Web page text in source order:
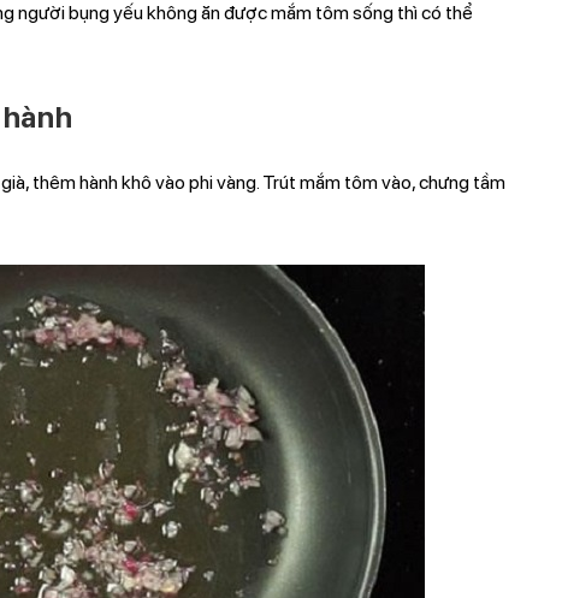
người bụng yếu không ăn được mắm tôm sống thì có thể
thêm hành khô vào phi vàng. Trút mắm tôm vào, chưng tầm